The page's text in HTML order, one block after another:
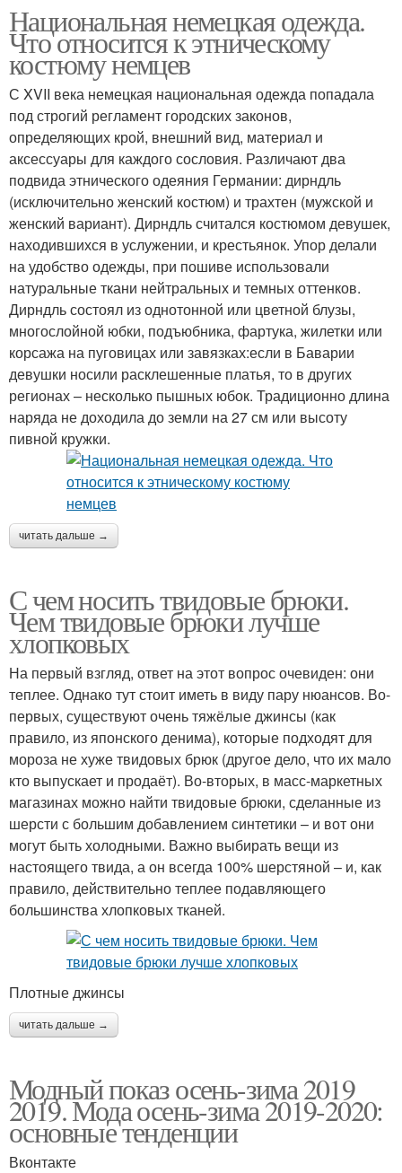
Национальная немецкая одежда.
Что относится к этническому
костюму немцев
С XVII века немецкая национальная одежда попадала
под строгий регламент городских законов,
определяющих крой, внешний вид, материал и
аксессуары для каждого сословия. Различают два
подвида этнического одеяния Германии: дирндль
(исключительно женский костюм) и трахтен (мужской и
женский вариант). Дирндль считался костюмом девушек,
находившихся в услужении, и крестьянок. Упор делали
на удобство одежды, при пошиве использовали
натуральные ткани нейтральных и темных оттенков.
Дирндль состоял из однотонной или цветной блузы,
многослойной юбки, подъюбника, фартука, жилетки или
корсажа на пуговицах или завязках:если в Баварии
девушки носили расклешенные платья, то в других
регионах – несколько пышных юбок. Традиционно длина
наряда не доходила до земли на 27 см или высоту
пивной кружки.
читать дальше →
С чем носить твидовые брюки.
Чем твидовые брюки лучше
хлопковых
На первый взгляд, ответ на этот вопрос очевиден: они
теплее. Однако тут стоит иметь в виду пару нюансов. Во-
первых, существуют очень тяжёлые джинсы (как
правило, из японского денима), которые подходят для
мороза не хуже твидовых брюк (другое дело, что их мало
кто выпускает и продаёт). Во-вторых, в масс-маркетных
магазинах можно найти твидовые брюки, сделанные из
шерсти с большим добавлением синтетики – и вот они
могут быть холодными. Важно выбирать вещи из
настоящего твида, а он всегда 100% шерстяной – и, как
правило, действительно теплее подавляющего
большинства хлопковых тканей.
Плотные джинсы
читать дальше →
Модный показ осень-зима 2019
2019. Мода осень-зима 2019-2020:
основные тенденции
Вконтакте